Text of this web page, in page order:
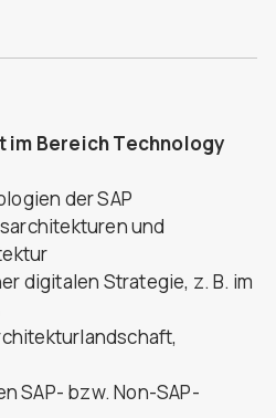
im Bereich Technology
der SAP
und
digitalen Strategie, z. B. im
SAP- bzw. Non-SAP-